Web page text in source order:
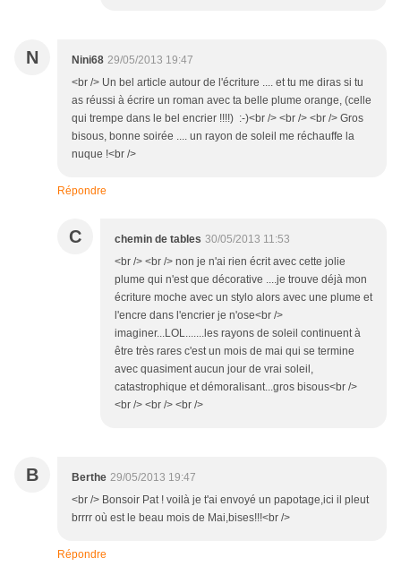
N Nini68 29/05/2013 19:47
<br /> Un bel article autour de l'écriture .... et tu me diras si tu
as réussi à écrire un roman avec ta belle plume orange, (celle
qui trempe dans le bel encrier !!!!) :-)<br /> <br /> <br /> Gros
bisous, bonne soirée .... un rayon de soleil me réchauffe la
nuque !<br />
Répondre
C chemin de tables 30/05/2013 11:53
<br /> <br /> non je n'ai rien écrit avec cette jolie
plume qui n'est que décorative ....je trouve déjà mon
écriture moche avec un stylo alors avec une plume et
l'encre dans l'encrier je n'ose<br />
imaginer...LOL.......les rayons de soleil continuent à
être très rares c'est un mois de mai qui se termine
avec quasiment aucun jour de vrai soleil,
catastrophique et démoralisant...gros bisous<br />
<br /> <br /> <br />
B Berthe 29/05/2013 19:47
<br /> Bonsoir Pat ! voilà je t'ai envoyé un papotage,ici il pleut
brrrr où est le beau mois de Mai,bises!!!<br />
Répondre